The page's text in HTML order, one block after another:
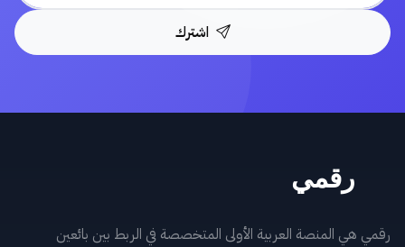
اشترك
رقمي هي المنصة العربية الأولى المتخصصة في الربط بين بائعين